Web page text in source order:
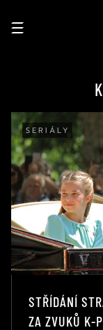
SERIÁLY
STŘÍDÁNÍ
ZA ZVUKŮ K-